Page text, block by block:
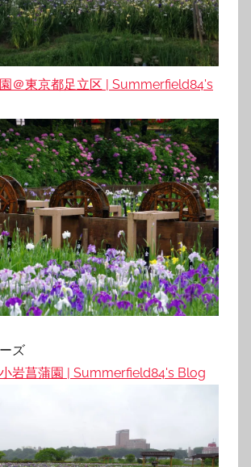
＠東京都足立区 | Summerfield84's
ズ
岩菖蒲園 | Summerfield84's Blog